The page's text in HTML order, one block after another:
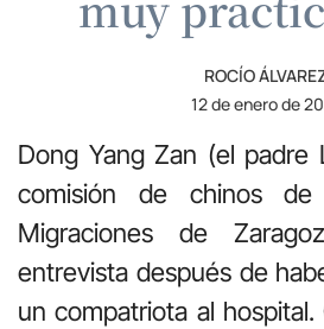
ROCÍO
12 de enero de
Dong Yang Zan (el padre
comisión de chinos
Migraciones de
entrevista después de
un compatriota al